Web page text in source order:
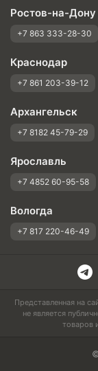
Ростов-на-Дону
+7 863 333-28-30
Краснодар
+7 861 203-39-12
Архангельск
+7 8182 45-79-29
Ярославль
+7 4852 60-95-58
Вологда
+7 817 220-46-49
Представленная на
не является
товаров